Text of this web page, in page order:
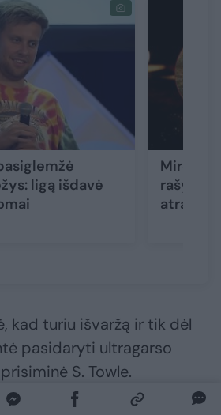
ligą išdavė
Mirė
atrado
kad turiu išvaržą ir tik dėl
pasidaryti ultragarso
S. Towle.